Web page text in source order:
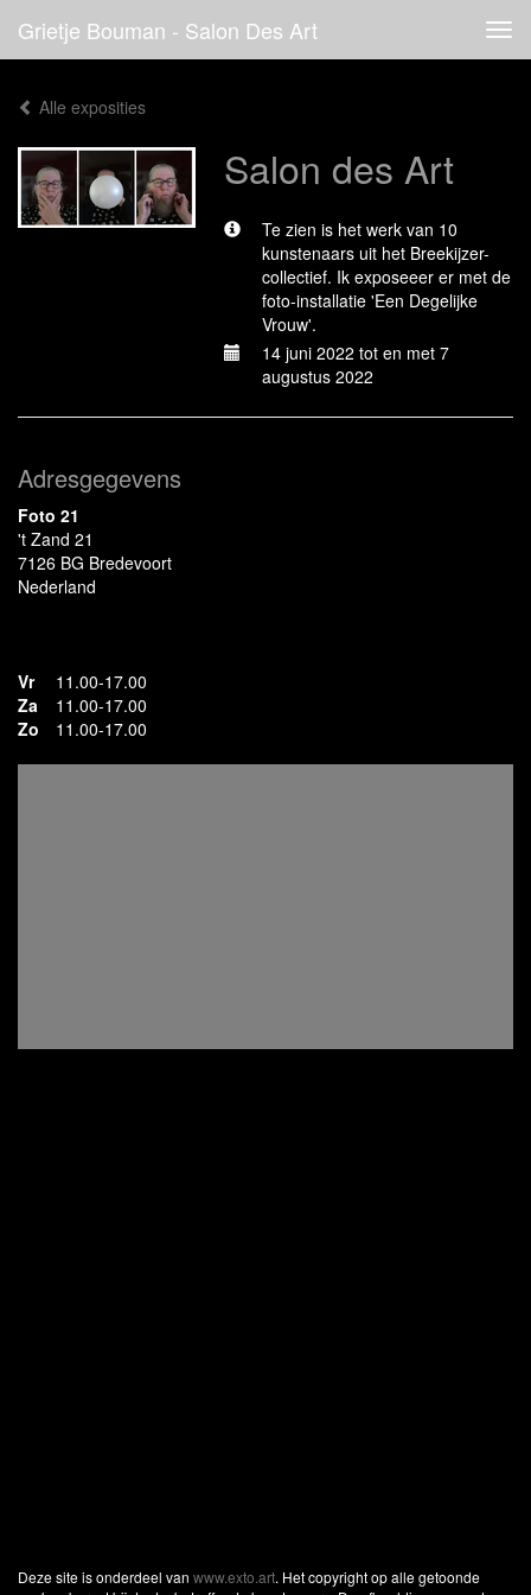
Grietje Bouman - Salon Des Art
Alle exposities
Salon des Art
Te zien is het werk van 10
kunstenaars uit het Breekijzer-
collectief. Ik exposeeer er met de
foto-installatie 'Een Degelijke
Vrouw'.
14 juni 2022 tot en met 7
augustus 2022
Adresgegevens
Foto 21
't Zand 21
7126 BG Bredevoort
Nederland
Vr
11.00-17.00
Za
11.00-17.00
Zo
11.00-17.00
Deze site is onderdeel van www.exto.art. Het copyright op alle getoonde